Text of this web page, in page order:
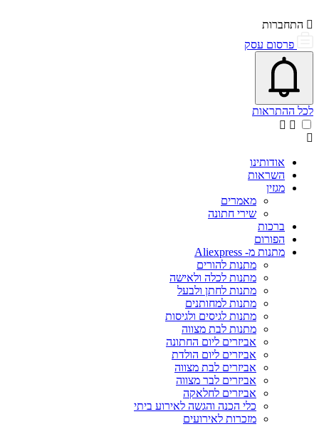
התחברות
פרסום עסק
פתיחת\סגירת מרכז התראות
אייקון פעמון
לכל ההתראות
אודותינו
השראות
מגזין
מאמרים
שירי חתונה
ברכות
הפורום
מתנות מ- Aliexpress
מתנות להורים
מתנות לכלה ולאישה
מתנות לחתן ולבעל
מתנות למחותנים
מתנות לגיסים ולגיסות
מתנות לבת מצווה
אביזרים ליום החתונה
אביזרים ליום הולדת
אביזרים לבת מצווה
אביזרים לבר מצווה
אביזרים לחלאקה
כלי הכנה והגשה לאירוע ביתי
מזכרות לאירועים